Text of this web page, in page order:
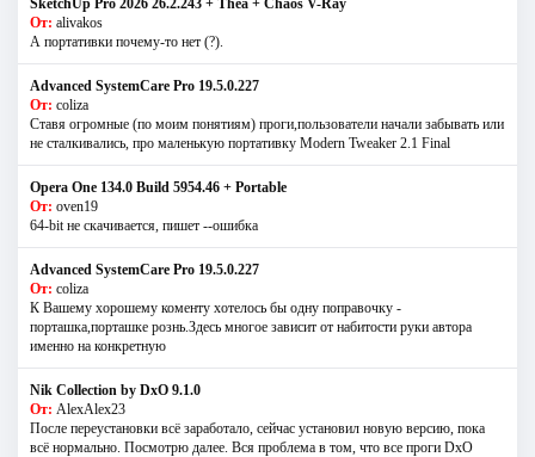
SketchUp Pro 2026 26.2.243 + Thea + Chaos V-Ray
От: alivakos
А портативки почему-то нет (?).
Advanced SystemCare Pro 19.5.0.227
От: coliza
Ставя огромные (по моим понятиям) проги,пользователи начали забывать или
не сталкивались, про маленькую портативку Modern Tweaker 2.1 Final
Opera One 134.0 Build 5954.46 + Portable
От: oven19
64-bit не скачивается, пишет --ошибка
Advanced SystemCare Pro 19.5.0.227
От: coliza
К Вашему хорошему коменту хотелось бы одну поправочку -
порташка,порташке рознь.Здесь многое зависит от набитости руки автора
именно на конкретную
Nik Collection by DxO 9.1.0
От: AlexAlex23
После переустановки всё заработало, сейчас установил новую версию, пока
всё нормально. Посмотрю далее. Вся проблема в том, что все проги DxO